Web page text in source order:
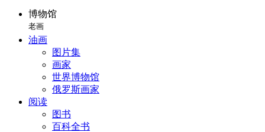
博物馆
老画
油画
图片集
画家
世界博物馆
俄罗斯画家
阅读
图书
百科全书